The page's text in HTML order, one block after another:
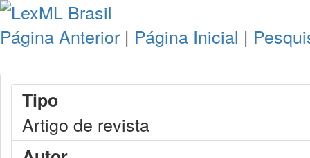
Página Anterior | Página Inicial |
Tipo
Artigo de revista